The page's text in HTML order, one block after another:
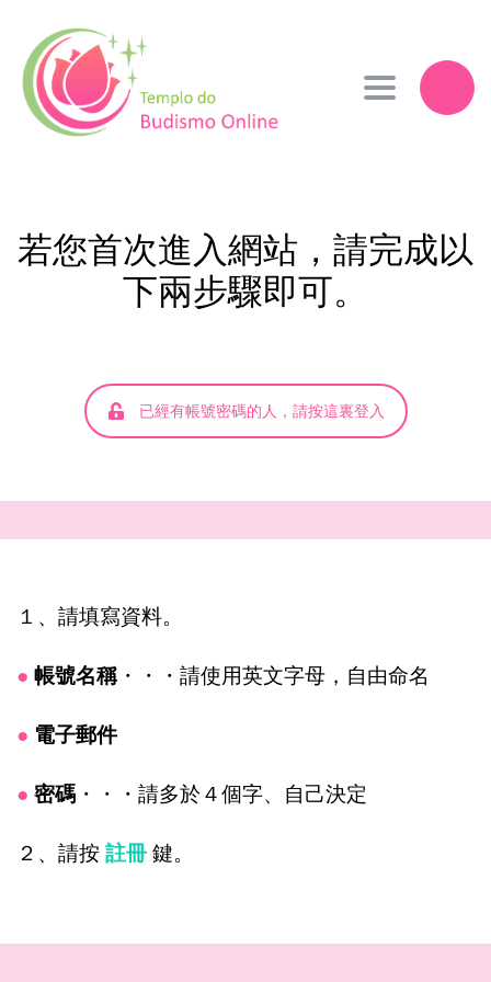
Toggle
若您首次進入網站，請完成以
下兩步驟即可。
已經有帳號密碼的人，請按這裏登入
１、請填寫資料。
● 帳號名稱・・・請使用英文字母，自由命名
● 電子郵件
● 密碼 ・・・請多於４個字、自己決定
２、請按 註冊 鍵。